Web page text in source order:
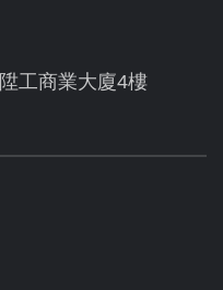
工商業大廈4樓